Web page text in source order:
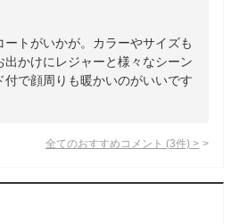
ートがいかが。カラーやサイズも
出かけにレジャーと様々なシーン
付で顔周りも暖かいのがいいです
全てのおすすめコメント (3件) >